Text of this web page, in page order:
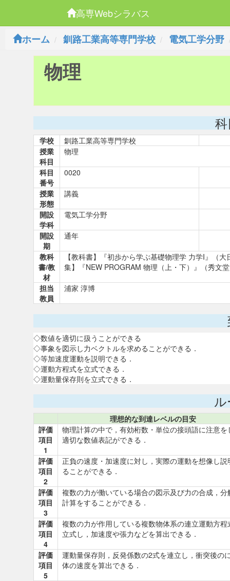
高専Webシラバス
ホーム
釧路工業高等専門学校 電気工学分野
物理
学校
釧路工業高等専門学校
授業
科目
物理
科目
番号
0020
授業
形態
講義
開設
学科
電気工学分野
開設
期
通年
教科
書/教
材
【教科書】『初歩から学ぶ基礎物理学 力学I』（
集】『NEW PROGRAM 物理（上・下）』（秀文
担当
教員
浦家 淳博
◇数値を適切に扱うことができる
◇事象を図示し力ベクトルを求めることができる．
◇等加速度運動を説明できる．
◇運動方程式を立式できる．
◇運動量保存則を立式できる．
理想的な到達レベルの目安
評価
項目
1
物理計算の中で，有効桁数・単位の接頭語に注意を
適切な数値表記ができる．
評価
項目
2
正負の速度・加速度に対し，実際の運動を想像し説
ることができる．
評価
項目
3
複数の力が働いている場合の図示及び力の合成，分
計算をすることができる．
評価
項目
4
複数の力が作用している複数物体系の連立運動方程
立式し，加速度や張力などを算出できる．
評価
項目
5
運動量保存則，反発係数の2式を連立し，衝突後の
体の速度を算出できる．